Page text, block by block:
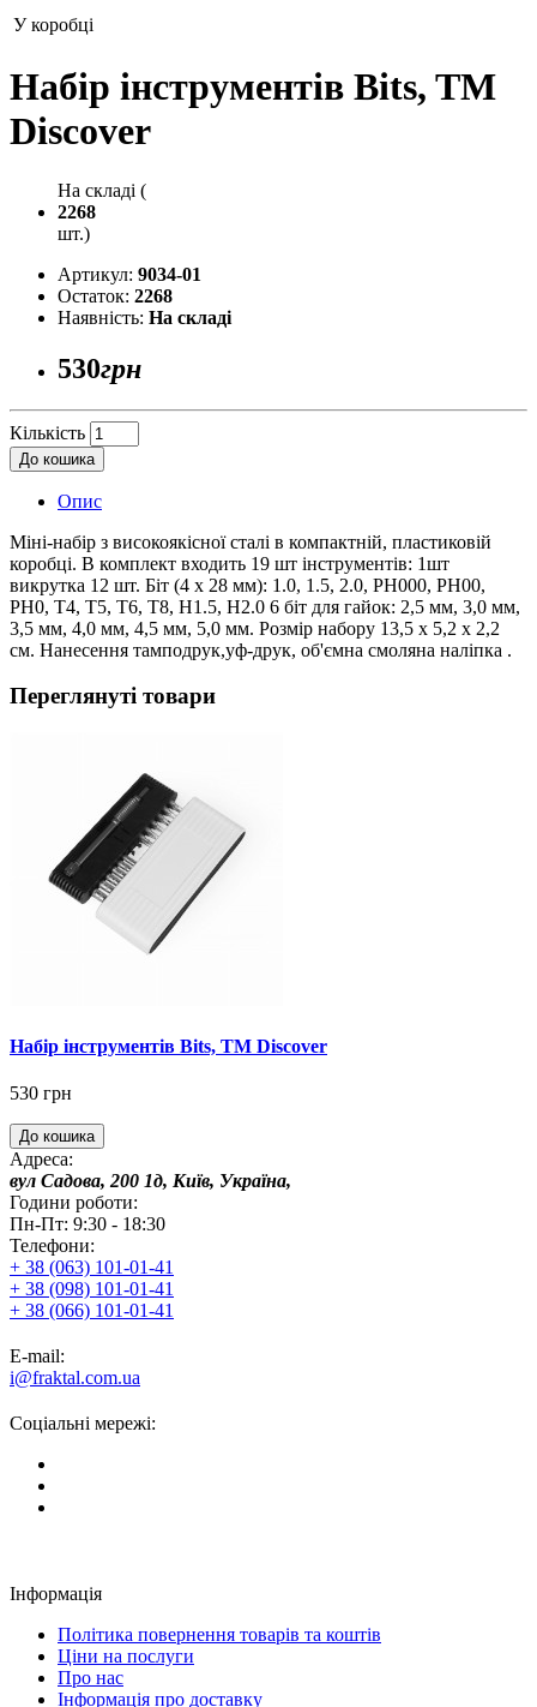
У коробці
Набір інструментів Bits, TM
Discover
На складі (
2268
шт.)
Артикул: 9034-01
Остаток: 2268
Наявність: На складі
530грн
Кількість
До кошика
Опис
Міні-набір з високоякісної сталі в компактній, пластиковій
коробці. В комплект входить 19 шт інструментів: 1шт
викрутка 12 шт. Біт (4 x 28 мм): 1.0, 1.5, 2.0, PH000, PH00,
PH0, T4, T5, T6, T8, H1.5, H2.0 6 біт для гайок: 2,5 мм, 3,0 мм,
3,5 мм, 4,0 мм, 4,5 мм, 5,0 мм. Розмір набору 13,5 х 5,2 х 2,2
см. Нанесення тамподрук,уф-друк, об'ємна смоляна наліпка .
Переглянуті товари
Набір інструментів Bits, TM Discover
530 грн
До кошика
Адреса:
вул Садова, 200 1д, Київ, Україна,
Години роботи:
Пн-Пт: 9:30 - 18:30
Телефони:
+ 38 (063) 101-01-41
+ 38 (098) 101-01-41
+ 38 (066) 101-01-41
E-mail:
i@fraktal.com.ua
Соціальні мережі:
Інформація
Політика повернення товарів та коштів
Ціни на послуги
Про нас
Інформація про доставку